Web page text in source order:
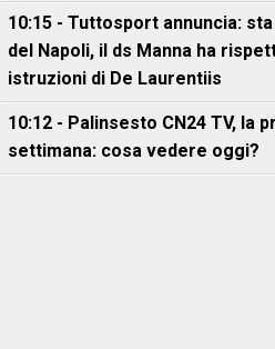
10:15 - Tuttosport annuncia:
del Napoli, il ds Manna ha
istruzioni di De Laurentiis
10:12 - Palinsesto CN24 TV, la
settimana: cosa vedere oggi?